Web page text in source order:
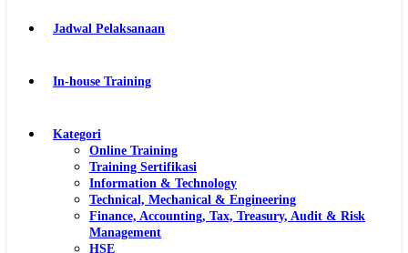
Jadwal Pelaksanaan
In-house Training
Kategori
Online Training
Training Sertifikasi
Information & Technology
Technical, Mechanical & Engineering
Finance, Accounting, Tax, Treasury, Audit & Risk
Management
HSE